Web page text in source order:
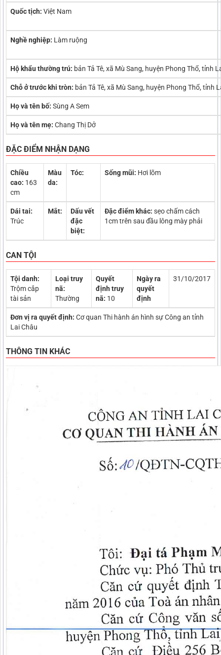
Quốc tịch: Việt Nam
Nghề nghiệp: Làm ruộng
Hộ khẩu thường trú: bản Tả Tê, xã Mù Sang, huyện Phong Thổ, tỉnh
Chỗ ở trước khi tròn: bản Tả Tê, xã Mù Sang, huyện Phong Thổ, tỉnh
Họ và tên bố: Sùng A Sem
Họ và tên mẹ: Chang Thị Dở
ĐẶC ĐIỂM NHẬN DẠNG
Chiều
cao: 163
cm
Màu
da:
Tóc: Sống mũi: Hơi lõm
Dái tai:
Trúc
Mắt:
Dấu vết
đặc
biệt:
Đặc điểm khác: sẹo chấm cách
1cm trên sau đầu lông mày phải
CAN TỘI
Tội danh:
Trộm cắp
tài sản
Loại truy
nã:
Thường
Quyết
định truy
nã: 10
Ngày ra
quyết
định
31/10/2017
Đơn vị ra quyết định: Cơ quan Thi hành án hình sự Công an tỉnh
Lai Châu
THÔNG TIN KHÁC